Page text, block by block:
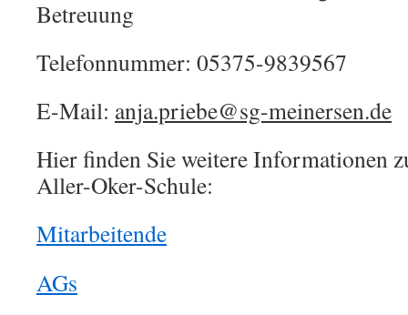
Betreuung
Telefonnummer: 05375-9839567
E-Mail: anja.priebe@sg-meinersen.de
Hier finden Sie weitere Informationen
Aller-Oker-Schule:
Mitarbeitende
AGs